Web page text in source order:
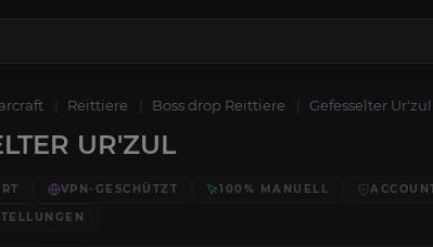
Reittiere Boss drop Reittiere Gefesselter Ur'zul
UR'ZUL
VPN-GESCHÜTZT 100% MANUELL